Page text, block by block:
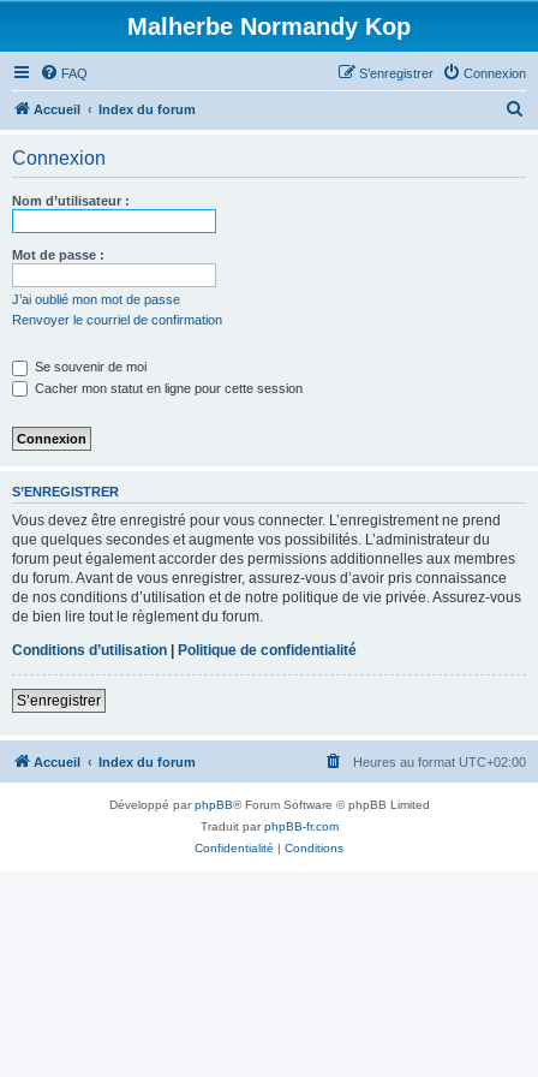
Malherbe Normandy Kop
FAQ Connexion
S’enregistrer
Accueil Index du forum
Connexion
Nom d’utilisateur :
Mot de passe :
J’ai oublié mon mot de passe
Renvoyer le courriel de confirmation
Se souvenir de moi
Cacher mon statut en ligne pour cette session
S’ENREGISTRER
Vous devez être enregistré pour vous connecter. L’enregistrement ne prend
que quelques secondes et augmente vos possibilités. L’administrateur du
forum peut également accorder des permissions additionnelles aux membres
du forum. Avant de vous enregistrer, assurez-vous d’avoir pris connaissance
de nos conditions d’utilisation et de notre politique de vie privée. Assurez-vous
de bien lire tout le règlement du forum.
Conditions d’utilisation | Politique de confidentialité
S’enregistrer
Accueil Index du forum Heures au format UTC+02:00
Développé parphpBB® Forum Software © phpBB Limited
Traduit parphpBB-fr.com
Confidentialité | Conditions